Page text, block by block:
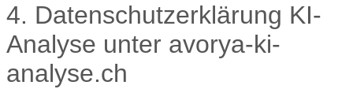
4. Datenschutzerklärung KI-
Analyse unter avorya-ki-
analyse.ch